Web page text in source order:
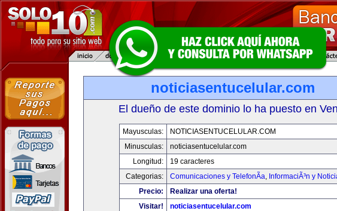
noticiasentucelular.com
El dueño de este dominio lo ha puesto en
Mayusculas:
NOTICIASENTUCELULAR.COM
Minusculas:
noticiasentucelular.com
Longitud:
19 caracteres
Categorias:
Comunicaciones y TelefonÃ­a, InformaciÃ³n y
Precio:
Realizar una oferta!
Visitar!
noticiasentucelular.com